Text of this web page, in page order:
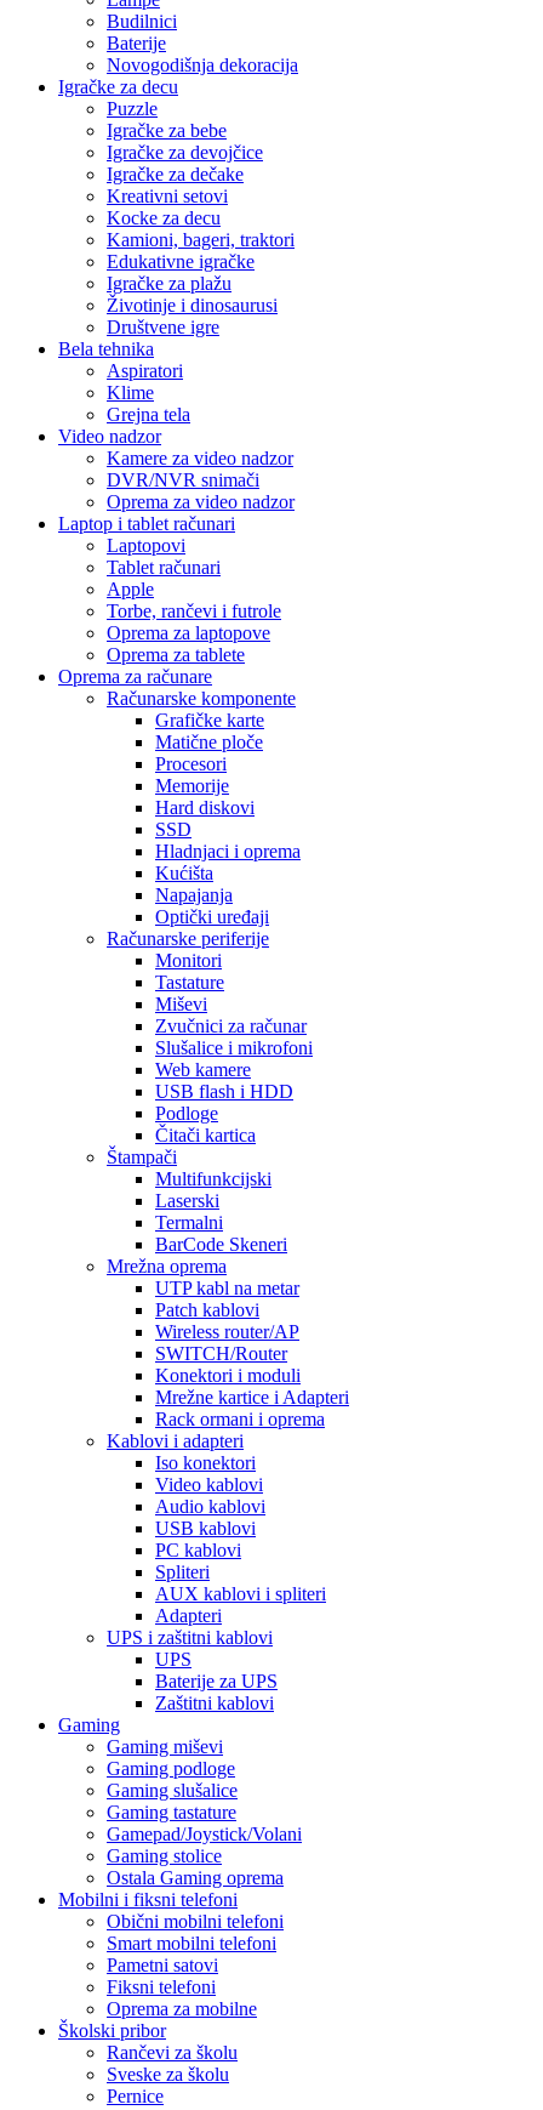
Budilnici
Baterije
Novogodišnja dekoracija
Igračke za decu
Puzzle
Igračke za bebe
Igračke za devojčice
Igračke za dečake
Kreativni setovi
Kocke za decu
Kamioni, bageri, traktori
Edukativne igračke
Igračke za plažu
Životinje i dinosaurusi
Društvene igre
Bela tehnika
Aspiratori
Klime
Grejna tela
Video nadzor
Kamere za video nadzor
DVR/NVR snimači
Oprema za video nadzor
Laptop i tablet računari
Laptopovi
Tablet računari
Apple
Torbe, rančevi i futrole
Oprema za laptopove
Oprema za tablete
Oprema za računare
Računarske komponente
Grafičke karte
Matične ploče
Procesori
Memorije
Hard diskovi
SSD
Hladnjaci i oprema
Kućišta
Napajanja
Optički uređaji
Računarske periferije
Monitori
Tastature
Miševi
Zvučnici za računar
Slušalice i mikrofoni
Web kamere
USB flash i HDD
Podloge
Čitači kartica
Štampači
Multifunkcijski
Laserski
Termalni
BarCode Skeneri
Mrežna oprema
UTP kabl na metar
Patch kablovi
Wireless router/AP
SWITCH/Router
Konektori i moduli
Mrežne kartice i Adapteri
Rack ormani i oprema
Kablovi i adapteri
Iso konektori
Video kablovi
Audio kablovi
USB kablovi
PC kablovi
Spliteri
AUX kablovi i spliteri
Adapteri
UPS i zaštitni kablovi
UPS
Baterije za UPS
Zaštitni kablovi
Gaming
Gaming miševi
Gaming podloge
Gaming slušalice
Gaming tastature
Gamepad/Joystick/Volani
Gaming stolice
Ostala Gaming oprema
Mobilni i fiksni telefoni
Obični mobilni telefoni
Smart mobilni telefoni
Pametni satovi
Fiksni telefoni
Oprema za mobilne
Školski pribor
Rančevi za školu
Sveske za školu
Pernice